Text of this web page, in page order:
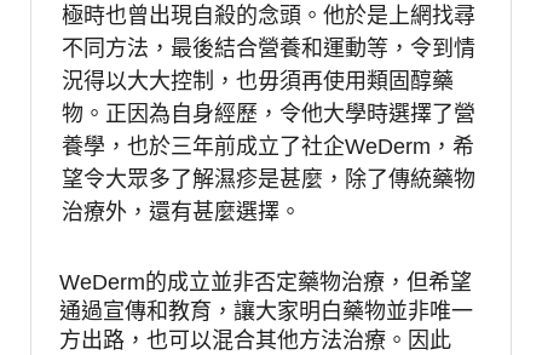
極時也曾出現自殺的念頭。他於是上網找尋
不同方法，最後結合營養和運動等，令到情
況得以大大控制，也毋須再使用類固醇藥
物。正因為自身經歷，令他大學時選擇了營
養學，也於三年前成立了社企WeDerm ，希
望令大眾多了解濕疹是甚麼，除了傳統藥物
治療外，還有甚麼選擇。
WeDerm的成立並非否定藥物治療，但希望
通過宣傳和教育，讓大家明白藥物並非唯一
方出路，也可以混合其他方法治療。因此